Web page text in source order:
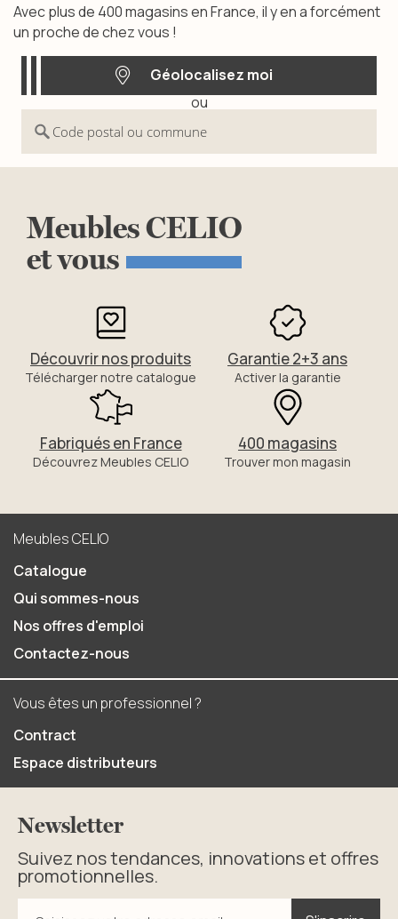
Avec plus de 400 magasins en France, il y en a forcément
un proche de chez vous !
Géolocalisez moi
Géolocalisez moi
ou
Code postal ou commune
MeublesCELIO
etvous
Découvrir nos produits
Télécharger notre catalogue
Garantie 2+3 ans
Activer la garantie
Fabriqués en France
Découvrez Meubles CELIO
400 magasins
Trouver mon magasin
Meubles CELIO
Catalogue
Qui sommes-nous
Nos offres d'emploi
Contactez-nous
Vous êtes un professionnel ?
Contract
Espace distributeurs
Newsletter
Suivez nos tendances, innovations et offres
promotionnelles.
S'inscrire